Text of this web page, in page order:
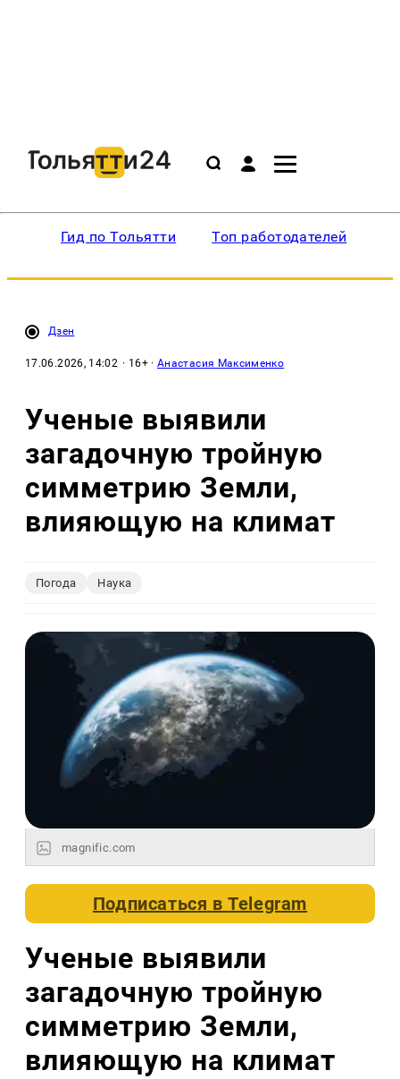
Гид по Тольятти Топ работодателей
Дзен
17.06.2026, 14:02 · 16+ ·Анастасия Максименко
Ученые выявили
загадочную тройную
симметрию Земли,
влияющую на климат
Погода Наука
magnific.com
Подписаться вTelegram
Ученые выявили
загадочную тройную
симметрию Земли,
влияющую на климат